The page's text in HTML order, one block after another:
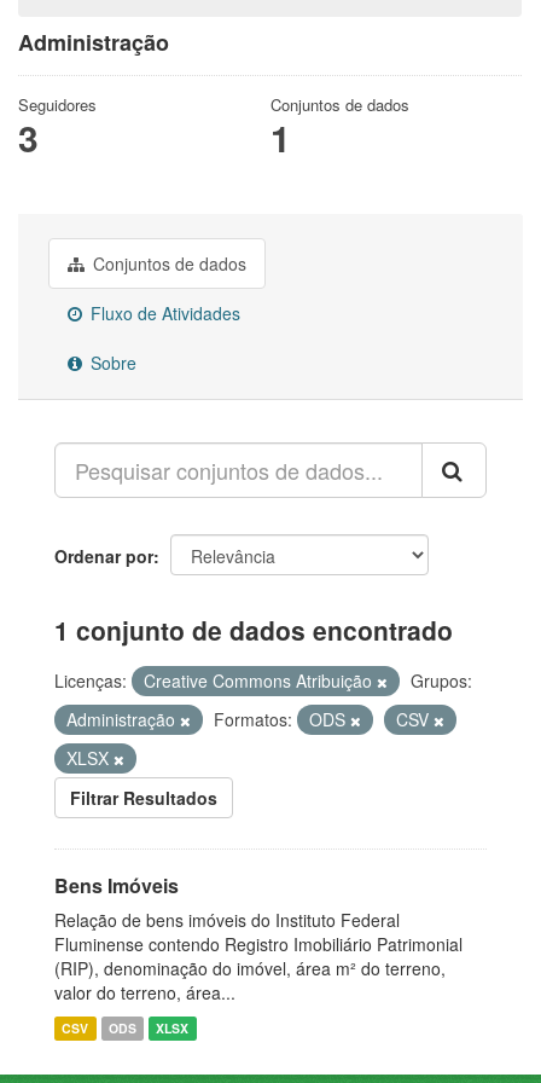
Administração
Seguidores
3
Conjuntos de dados
1
Conjuntos de dados
Fluxo de Atividades
Sobre
Ordenar por
1 conjunto de dados encontrado
Licenças: Creative Commons Atribuição
Grupos:
Administração
Formatos: ODS
CSV
XLSX
Filtrar Resultados
Bens Imóveis
Relação de bens imóveis do Instituto Federal
Fluminense contendo Registro Imobiliário Patrimonial
(RIP), denominação do imóvel, área m² do terreno,
valor do terreno, área...
CSV ODS XLSX